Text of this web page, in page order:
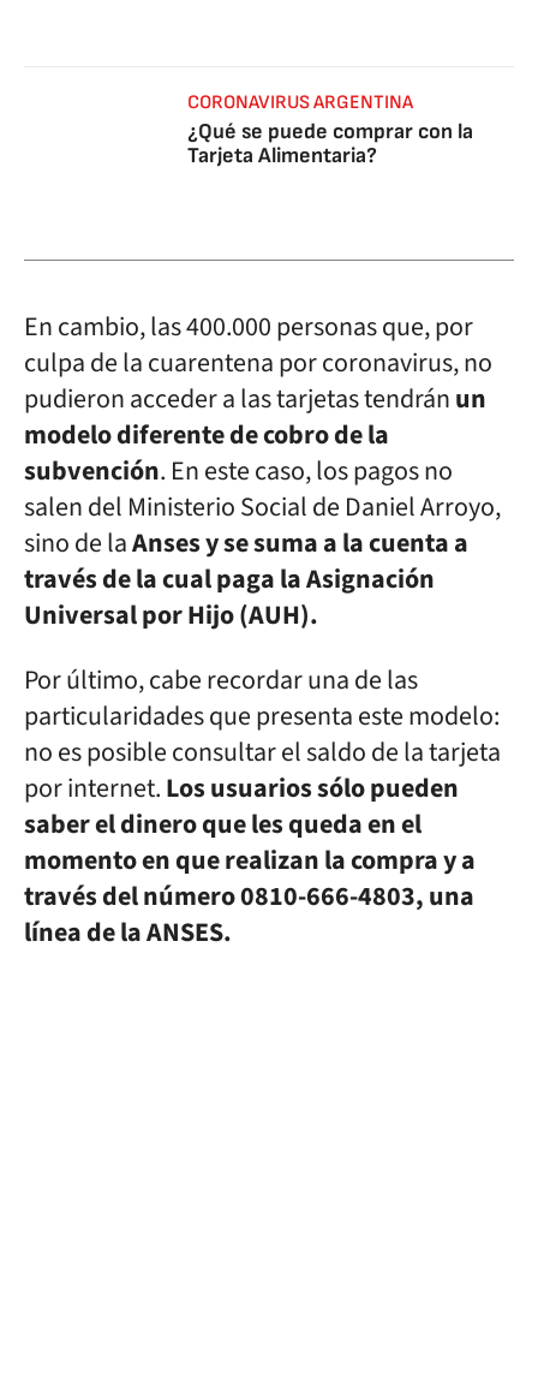
CORONAVIRUS ARGENTINA
¿Qué se puede comprar con la
Tarjeta Alimentaria?
En cambio, las 400.000 personas que, por
culpa de la cuarentena por coronavirus, no
pudieron acceder a las tarjetas tendránun
modelo diferente de cobro de la
subvención. En este caso, los pagos no
salen del Ministerio Social de Daniel Arroyo,
sino de laAnses y se suma a la cuenta a
través de la cual paga la Asignación
Universal por Hijo (AUH).
Por último, cabe recordar una de las
particularidades que presenta este modelo:
no es posible consultar el saldo de la tarjeta
por internet.Los usuarios sólo pueden
saber el dinero que les queda en el
momento en que realizan la compra y a
través del número 0810-666-4803, una
línea de la ANSES.